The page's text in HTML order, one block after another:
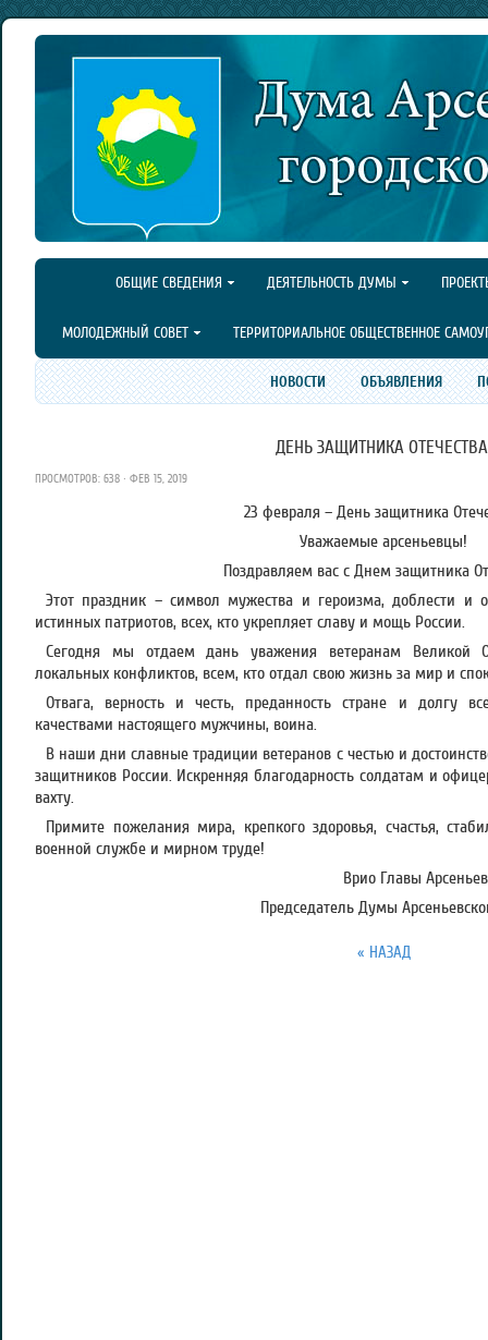
ОБЩИЕ СВЕДЕНИЯ ДЕЯТЕЛЬНОСТЬ ДУМЫ
МОЛОДЕЖНЫЙ СОВЕТ ТЕРРИТОРИАЛЬНОЕ ОБЩЕСТВЕННОЕ
НОВОСТИ ОБЪЯВЛЕНИЯ
ДЕНЬ ЗАЩИТНИКА
ПРОСМОТРОВ: 638 · ФЕВ 15, 2019
23 февраля – День защитника
Уважаемые арсеньевцы!
Поздравляем вас с Днем защитника
Этот праздник – символ мужества и героизма, доблести и
истинных патриотов, всех, кто укрепляет славу и мощь России.
Сегодня мы отдаем дань уважения ветеранам Великой
локальных конфликтов, всем, кто отдал свою жизнь за мир и
Отвага, верность и честь, преданность стране и долгу
качествами настоящего мужчины, воина.
В наши дни славные традиции ветеранов с честью и
защитников России. Искренняя благодарность солдатам и
вахту.
Примите пожелания мира, крепкого здоровья, счастья,
военной службе и мирном труде!
Врио Главы
Председатель Думы
« НАЗАД